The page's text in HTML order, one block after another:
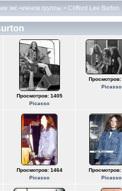
экс-членов группы > Clifford Lee Burton
Просмотров: 1405
Picasso
Просмотров:
Picasso
Просмотров: 1464
Picasso
Просмотров:
Picasso